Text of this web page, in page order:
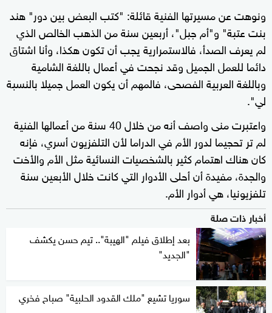
ونوهت عن مسيرتها الفنية قائلة: "كتب البعض بين دور" هند
بنت عتبة" و"أم جبل"، أربعين سنة من الذهب الخالص الذي
لم يعرف الصدأ، فالاستمرارية يجب أن تكون هكذا، وأنا اشتاق
دائما للعمل الجميل وقد نجحت في أعمال باللغة الشامية
وباللغة العربية الفصحى، فالمهم أن يكون العمل جميلا بالنسبة
لي".
واعتبرت منى واصف أنه من خلال 40 سنة من أعمالها الفنية
لم تر تحجيما لدور الأم في الدراما لأن التلفزيون أسري، فإنه
كان هناك اهتمام كثير بالشخصيات النسائية مثل الأم والأخت
والجدة، مفيدة أن أحلى الأدوار التي كانت خلال الأبعين سنة
تلفزيونيا، هي أدوار الأم.
أخبار ذات صلة
بعد إطلاق فيلم "الهيبة".. تيم حسن يكشف
"الجديد"
سوريا تشيع "ملك القدود الحلبية" صباح فخري